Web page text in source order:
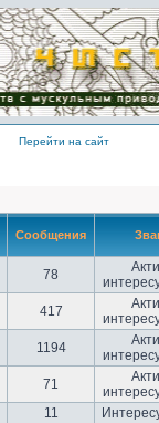
Перейти на сайт
Сообщения
78
417
1194
71
11